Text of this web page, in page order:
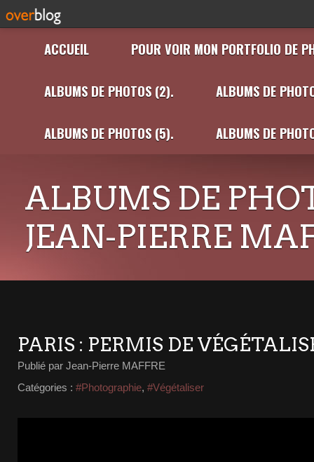
ACCUEIL POUR VOIR MON PORTFOLIO DE
ALBUMS DE PHOTOS (2). ALBUMS DE
ALBUMS DE PHOTOS (5). ALBUMS DE
ALBUMS DE
JEAN-PIERRE
PARIS : PERMIS DE
Publié par Jean-Pierre MAFFRE
Catégories : #Photographie, #Végétaliser